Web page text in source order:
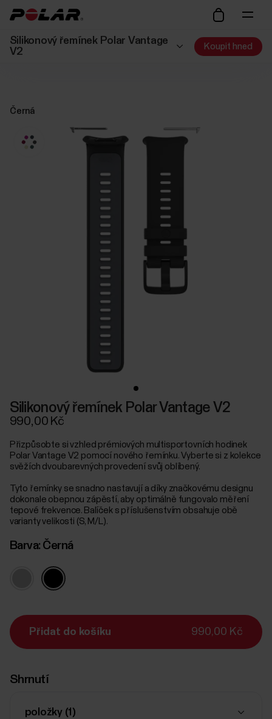
Silikonový řemínek Polar Vantage
V2
Koupit hned
Černá
Silikonový řemínek Polar Vantage V2
990,00 Kč
Přizpůsobte si vzhled prémiových multisportovních hodinek
Polar Vantage V2 pomocí nového řemínku. Vyberte si z kolekce
svěžích dvoubarevných provedení svůj oblíbený.
Tyto řemínky se snadno nastavují a díky značkovému designu
dokonale obepnou zápěstí, aby optimálně fungovalo měření
tepové frekvence. Balíček s příslušenstvím obsahuje obě
varianty velikosti (S, M/L).
Barva: Černá
Přidat do košíku 990,00 Kč
Shrnutí
položky (1 )